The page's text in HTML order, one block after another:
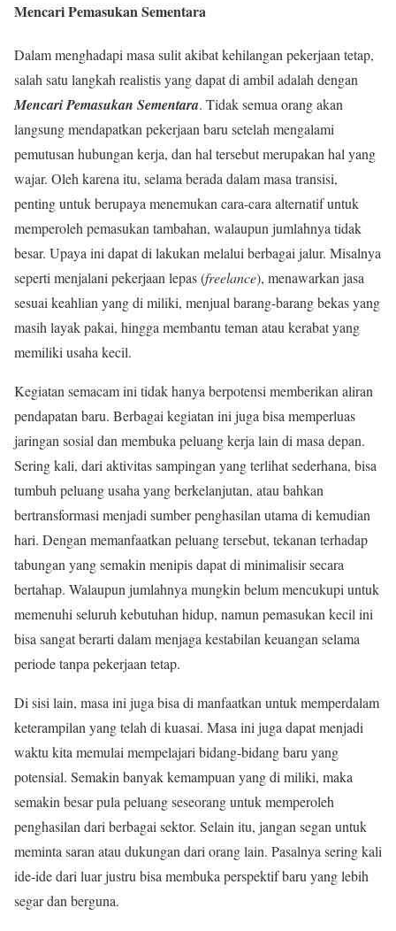
Mencari Pemasukan Sementara
Dalam menghadapi masa sulit akibat kehilangan pekerjaan tetap,
salah satu langkah realistis yang dapat di ambil adalah dengan
Mencari Pemasukan Sementara. Tidak semua orang akan
langsung mendapatkan pekerjaan baru setelah mengalami
pemutusan hubungan kerja, dan hal tersebut merupakan hal yang
wajar. Oleh karena itu, selama berada dalam masa transisi,
penting untuk berupaya menemukan cara-cara alternatif untuk
memperoleh pemasukan tambahan, walaupun jumlahnya tidak
besar. Upaya ini dapat di lakukan melalui berbagai jalur. Misalnya
seperti menjalani pekerjaan lepas (freelance), menawarkan jasa
sesuai keahlian yang di miliki, menjual barang-barang bekas yang
masih layak pakai, hingga membantu teman atau kerabat yang
memiliki usaha kecil.
Kegiatan semacam ini tidak hanya berpotensi memberikan aliran
pendapatan baru. Berbagai kegiatan ini juga bisa memperluas
jaringan sosial dan membuka peluang kerja lain di masa depan.
Sering kali, dari aktivitas sampingan yang terlihat sederhana, bisa
tumbuh peluang usaha yang berkelanjutan, atau bahkan
bertransformasi menjadi sumber penghasilan utama di kemudian
hari. Dengan memanfaatkan peluang tersebut, tekanan terhadap
tabungan yang semakin menipis dapat di minimalisir secara
bertahap. Walaupun jumlahnya mungkin belum mencukupi untuk
memenuhi seluruh kebutuhan hidup, namun pemasukan kecil ini
bisa sangat berarti dalam menjaga kestabilan keuangan selama
periode tanpa pekerjaan tetap.
Di sisi lain, masa ini juga bisa di manfaatkan untuk memperdalam
keterampilan yang telah di kuasai. Masa ini juga dapat menjadi
waktu kita memulai mempelajari bidang-bidang baru yang
potensial. Semakin banyak kemampuan yang di miliki, maka
semakin besar pula peluang seseorang untuk memperoleh
penghasilan dari berbagai sektor. Selain itu, jangan segan untuk
meminta saran atau dukungan dari orang lain. Pasalnya sering kali
ide-ide dari luar justru bisa membuka perspektif baru yang lebih
segar dan berguna.